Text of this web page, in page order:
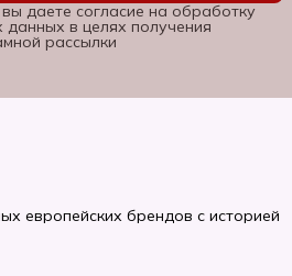
даете согласие на обработку
в целях получения
рассылки
европейских брендов с историей